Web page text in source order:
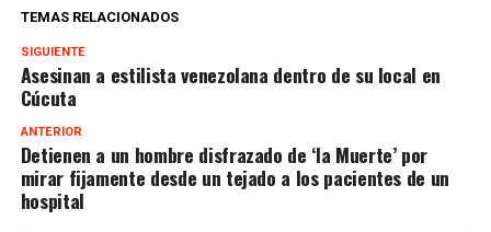
TEMAS RELACIONADOS
SIGUIENTE
Asesinan a estilista venezolana dentro de su local en
Cúcuta
ANTERIOR
Detienen a un hombre disfrazado de ‘la Muerte’ por
mirar fijamente desde un tejado a los pacientes de un
hospital